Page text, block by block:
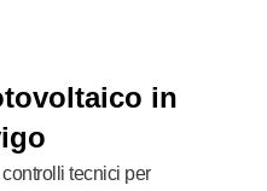
in
tecnici per